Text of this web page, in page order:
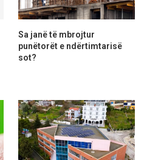
Sa janë të mbrojtur
punëtorët e ndërtimtarisë
sot?